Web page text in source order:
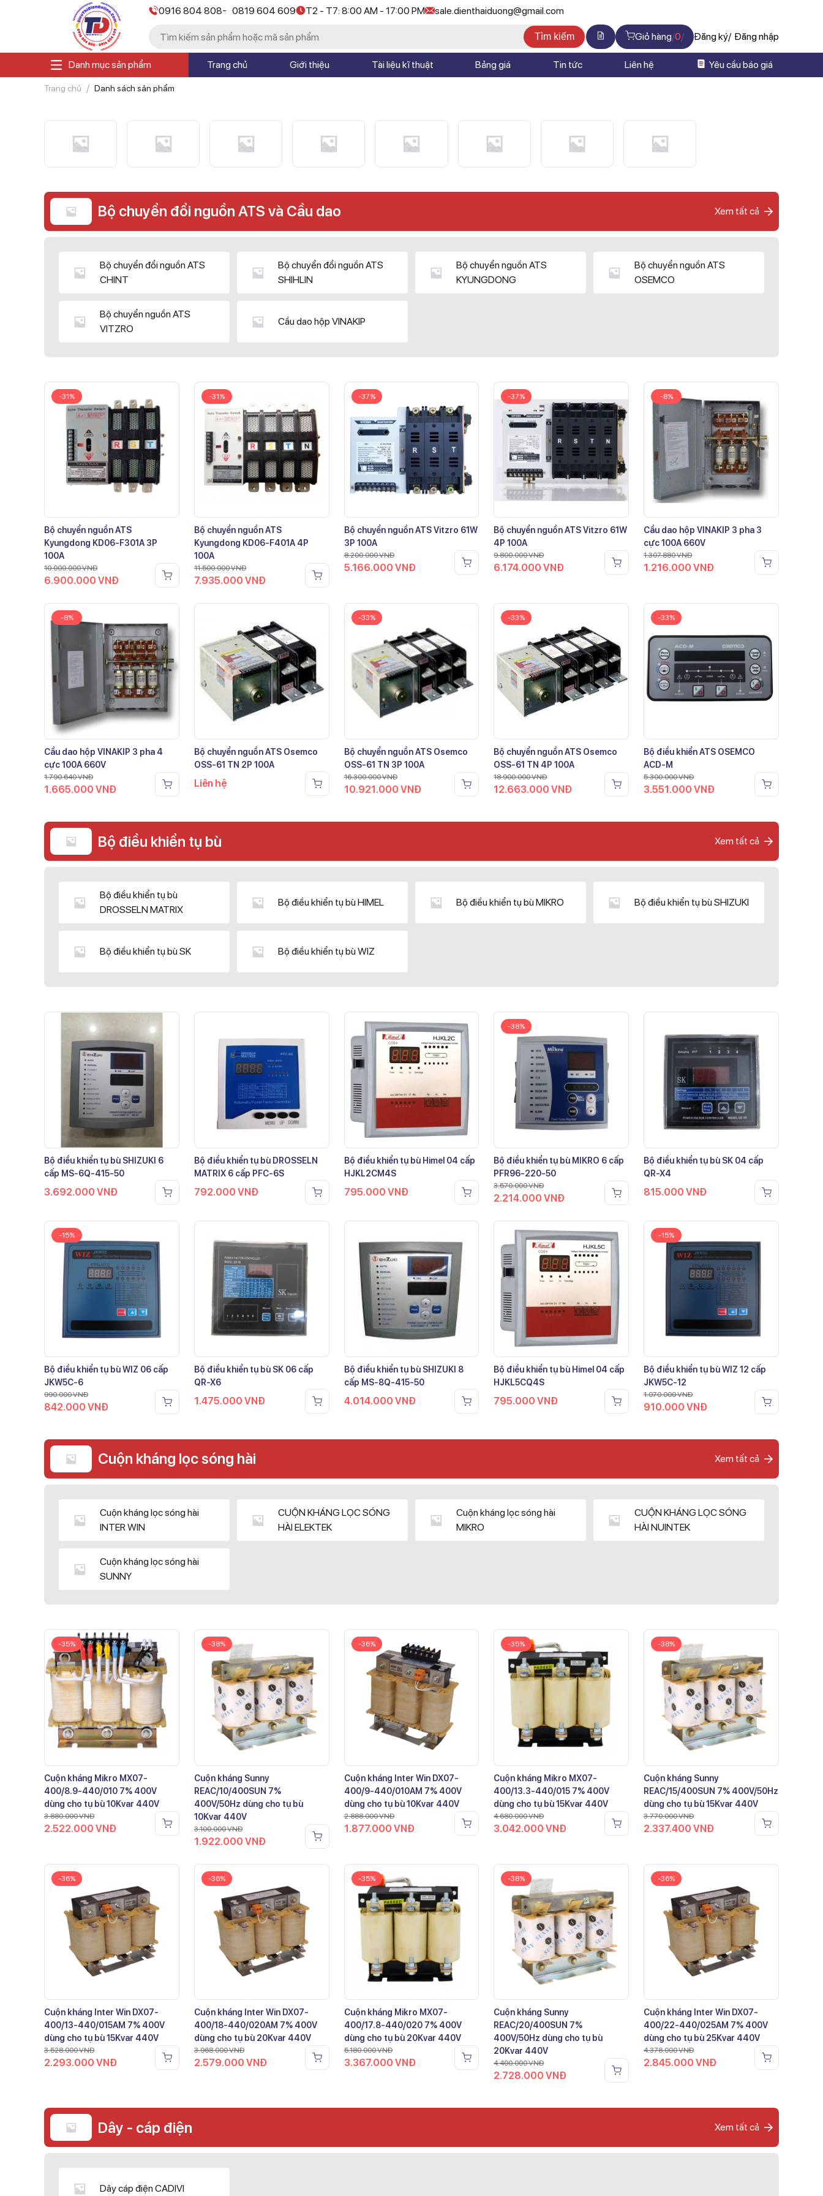
0916 804 808- 0819 604 609 T2 - T7: 8:00 AM - 17:00 PM sale.dienthaiduong@gmail.com
Tìm kiếm Giỏ hàng 0 Đăng ký Đăng nhập
Danh mục sản phẩm Trang chủ Giới thiệu Tài liệu kĩ thuật Bảng giá Tin tức Liên hệ Yêu cầu báo giá
Trang chủ Danh sách sản phẩm
Bộ chuyển đổi nguồn ATS và Cầu dao Xem tất cả
Bộ chuyển đổi nguồn ATS
CHINT
Bộ chuyển đổi nguồn ATS
SHIHLIN
Bộ chuyển nguồn ATS
KYUNGDONG
Bộ chuyển nguồn ATS
OSEMCO
Bộ chuyển nguồn ATS
VITZRO
Cầu dao hộp VINAKIP
-31%
Bộ chuyển nguồn ATS
Kyungdong KD06-F301A 3P
100A
10.000.000VNĐ
6.900.000 VNĐ
-31%
Bộ chuyển nguồn ATS
Kyungdong KD06-F401A 4P
100A
11.500.000VNĐ
7.935.000 VNĐ
-37%
Bộ chuyển nguồn ATS Vitzro 61W
3P 100A
8.200.000VNĐ
5.166.000 VNĐ
-37%
Bộ chuyển nguồn ATS Vitzro 61W
4P 100A
9.800.000VNĐ
6.174.000VNĐ
-8%
Cầu dao hộp VINAKIP 3 pha 3
cực 100A 660V
1.307.880VNĐ
1.216.000VNĐ
-8%
Cầu dao hộp VINAKIP 3 pha 4
cực 100A 660V
1.790.640VNĐ
1.665.000 VNĐ
Bộ chuyển nguồn ATS Osemco
OSS-61 TN 2P 100A
Liên hệ
-33%
Bộ chuyển nguồn ATS Osemco
OSS-61 TN 3P 100A
16.300.000VNĐ
10.921.000 VNĐ
-33%
Bộ chuyển nguồn ATS Osemco
OSS-61 TN 4P 100A
18.900.000VNĐ
12.663.000VNĐ
-33%
Bộ điều khiển ATS OSEMCO
ACD-M
5.300.000VNĐ
3.551.000VNĐ
Bộ điều khiển tụ bù Xem tất cả
Bộ điều khiển tụ bù
DROSSELN MATRIX
Bộ điều khiển tụ bù HIMEL Bộ điều khiển tụ bù MIKRO Bộ điều khiển tụ bù SHIZUKI
Bộ điều khiển tụ bù SK Bộ điều khiển tụ bù WIZ
Bộ điều khiển tụ bù SHIZUKI 6
cấp MS-6Q-415-50
3.692.000 VNĐ
Bộ điều khiển tụ bù DROSSELN
MATRIX 6 cấp PFC-6S
792.000 VNĐ
Bộ điều khiển tụ bù Himel 04 cấp
HJKL2CM4S
795.000 VNĐ
-38%
Bộ điều khiển tụ bù MIKRO 6 cấp
PFR96-220-50
3.570.000VNĐ
2.214.000VNĐ
Bộ điều khiển tụ bù SK 04 cấp
QR-X4
815.000VNĐ
-15%
Bộ điều khiển tụ bù WIZ 06 cấp
JKW5C-6
990.000VNĐ
842.000 VNĐ
Bộ điều khiển tụ bù SK 06 cấp
QR-X6
1.475.000 VNĐ
Bộ điều khiển tụ bù SHIZUKI 8
cấp MS-8Q-415-50
4.014.000 VNĐ
Bộ điều khiển tụ bù Himel 04 cấp
HJKL5CQ4S
795.000VNĐ
-15%
Bộ điều khiển tụ bù WIZ 12 cấp
JKW5C-12
1.070.000VNĐ
910.000VNĐ
Cuộn kháng lọc sóng hài Xem tất cả
Cuộn kháng lọc sóng hài
INTER WIN
CUỘN KHÁNG LỌC SÓNG
HÀI ELEKTEK
Cuộn kháng lọc sóng hài
MIKRO
CUỘN KHÁNG LỌC SÓNG
HÀI NUINTEK
Cuộn kháng lọc sóng hài
SUNNY
-35%
Cuộn kháng Mikro MX07-
400/8.9-440/010 7% 400V
dùng cho tụ bù 10Kvar 440V
3.880.000VNĐ
2.522.000 VNĐ
-38%
Cuộn kháng Sunny
REAC/10/400SUN 7%
400V/50Hz dùng cho tụ bù
10Kvar 440V
3.100.000VNĐ
1.922.000 VNĐ
-36%
Cuộn kháng Inter Win DX07-
400/9-440/010AM 7% 400V
dùng cho tụ bù 10Kvar 440V
2.888.000VNĐ
1.877.000 VNĐ
-35%
Cuộn kháng Mikro MX07-
400/13.3-440/015 7% 400V
dùng cho tụ bù 15Kvar 440V
4.680.000VNĐ
3.042.000VNĐ
-38%
Cuộn kháng Sunny
REAC/15/400SUN 7% 400V/50Hz
dùng cho tụ bù 15Kvar 440V
3.770.000VNĐ
2.337.400VNĐ
-36%
Cuộn kháng Inter Win DX07-
400/13-440/015AM 7% 400V
dùng cho tụ bù 15Kvar 440V
3.528.000VNĐ
2.293.000 VNĐ
-36%
Cuộn kháng Inter Win DX07-
400/18-440/020AM 7% 400V
dùng cho tụ bù 20Kvar 440V
3.968.000VNĐ
2.579.000 VNĐ
-35%
Cuộn kháng Mikro MX07-
400/17.8-440/020 7% 400V
dùng cho tụ bù 20Kvar 440V
5.180.000VNĐ
3.367.000 VNĐ
-38%
Cuộn kháng Sunny
REAC/20/400SUN 7%
400V/50Hz dùng cho tụ bù
20Kvar 440V
4.400.000VNĐ
2.728.000VNĐ
-36%
Cuộn kháng Inter Win DX07-
400/22-440/025AM 7% 400V
dùng cho tụ bù 25Kvar 440V
4.378.000VNĐ
2.845.000VNĐ
Dây - cáp điện Xem tất cả
Dây cáp điện CADIVI